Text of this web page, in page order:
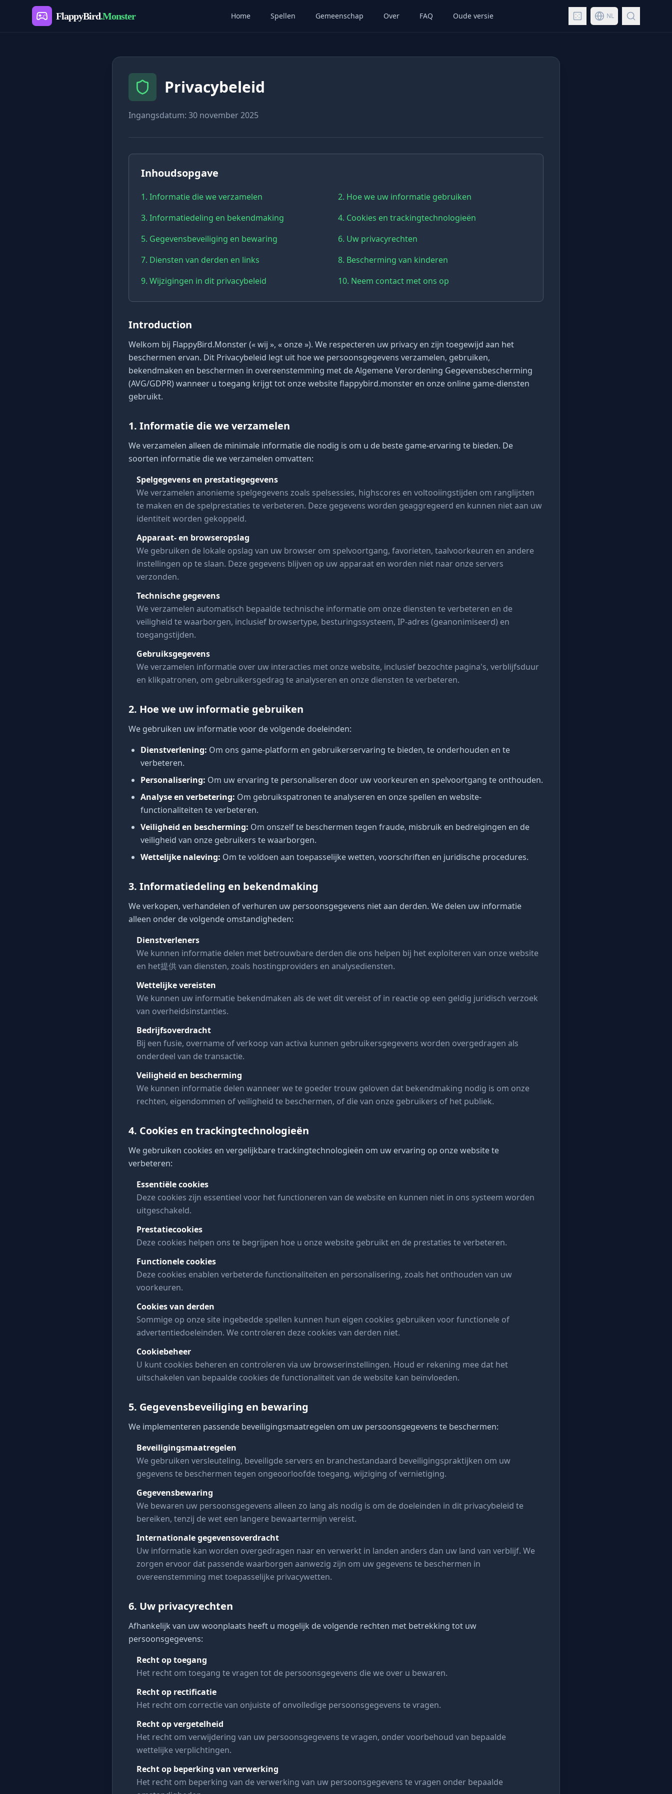
FlappyBird.Monster Home Spellen Gemeenschap Over FAQ Oude versie NL
Privacybeleid
Ingangsdatum: 30 november 2025
Inhoudsopgave
1. Informatie die we verzamelen
2. Hoe we uw informatie gebruiken
3. Informatiedeling en bekendmaking
4. Cookies en trackingtechnologieën
5. Gegevensbeveiliging en bewaring
6. Uw privacyrechten
7. Diensten van derden en links
8. Bescherming van kinderen
9. Wijzigingen in dit privacybeleid
10. Neem contact met ons op
Introduction
Welkom bij FlappyBird.Monster (« wij », « onze »). We respecteren uw privacy en zijn toegewijd aan het
beschermen ervan. Dit Privacybeleid legt uit hoe we persoonsgegevens verzamelen, gebruiken,
bekendmaken en beschermen in overeenstemming met de Algemene Verordening Gegevensbescherming
(AVG/GDPR) wanneer u toegang krijgt tot onze website flappybird.monster en onze online game-diensten
gebruikt.
1. Informatie die we verzamelen
We verzamelen alleen de minimale informatie die nodig is om u de beste game-ervaring te bieden. De
soorten informatie die we verzamelen omvatten:
Spelgegevens en prestatiegegevens
We verzamelen anonieme spelgegevens zoals spelsessies, highscores en voltooiingstijden om ranglijsten
te maken en de spelprestaties te verbeteren. Deze gegevens worden geaggregeerd en kunnen niet aan uw
identiteit worden gekoppeld.
Apparaat- en browseropslag
We gebruiken de lokale opslag van uw browser om spelvoortgang, favorieten, taalvoorkeuren en andere
instellingen op te slaan. Deze gegevens blijven op uw apparaat en worden niet naar onze servers
verzonden.
Technische gegevens
We verzamelen automatisch bepaalde technische informatie om onze diensten te verbeteren en de
veiligheid te waarborgen, inclusief browsertype, besturingssysteem, IP-adres (geanonimiseerd) en
toegangstijden.
Gebruiksgegevens
We verzamelen informatie over uw interacties met onze website, inclusief bezochte pagina's, verblijfsduur
en klikpatronen, om gebruikersgedrag te analyseren en onze diensten te verbeteren.
2. Hoe we uw informatie gebruiken
We gebruiken uw informatie voor de volgende doeleinden:
Dienstverlening: Om ons game-platform en gebruikerservaring te bieden, te onderhouden en te
verbeteren.
Personalisering: Om uw ervaring te personaliseren door uw voorkeuren en spelvoortgang te onthouden.
Analyse en verbetering: Om gebruikspatronen te analyseren en onze spellen en website-
functionaliteiten te verbeteren.
Veiligheid en bescherming: Om onszelf te beschermen tegen fraude, misbruik en bedreigingen en de
veiligheid van onze gebruikers te waarborgen.
Wettelijke naleving: Om te voldoen aan toepasselijke wetten, voorschriften en juridische procedures.
3. Informatiedeling en bekendmaking
We verkopen, verhandelen of verhuren uw persoonsgegevens niet aan derden. We delen uw informatie
alleen onder de volgende omstandigheden:
Dienstverleners
We kunnen informatie delen met betrouwbare derden die ons helpen bij het exploiteren van onze website
en het提供 van diensten, zoals hostingproviders en analysediensten.
Wettelijke vereisten
We kunnen uw informatie bekendmaken als de wet dit vereist of in reactie op een geldig juridisch verzoek
van overheidsinstanties.
Bedrijfsoverdracht
Bij een fusie, overname of verkoop van activa kunnen gebruikersgegevens worden overgedragen als
onderdeel van de transactie.
Veiligheid en bescherming
We kunnen informatie delen wanneer we te goeder trouw geloven dat bekendmaking nodig is om onze
rechten, eigendommen of veiligheid te beschermen, of die van onze gebruikers of het publiek.
4. Cookies en trackingtechnologieën
We gebruiken cookies en vergelijkbare trackingtechnologieën om uw ervaring op onze website te
verbeteren:
Essentiële cookies
Deze cookies zijn essentieel voor het functioneren van de website en kunnen niet in ons systeem worden
uitgeschakeld.
Prestatiecookies
Deze cookies helpen ons te begrijpen hoe u onze website gebruikt en de prestaties te verbeteren.
Functionele cookies
Deze cookies enablen verbeterde functionaliteiten en personalisering, zoals het onthouden van uw
voorkeuren.
Cookies van derden
Sommige op onze site ingebedde spellen kunnen hun eigen cookies gebruiken voor functionele of
advertentiedoeleinden. We controleren deze cookies van derden niet.
Cookiebeheer
U kunt cookies beheren en controleren via uw browserinstellingen. Houd er rekening mee dat het
uitschakelen van bepaalde cookies de functionaliteit van de website kan beïnvloeden.
5. Gegevensbeveiliging en bewaring
We implementeren passende beveiligingsmaatregelen om uw persoonsgegevens te beschermen:
Beveiligingsmaatregelen
We gebruiken versleuteling, beveiligde servers en branchestandaard beveiligingspraktijken om uw
gegevens te beschermen tegen ongeoorloofde toegang, wijziging of vernietiging.
Gegevensbewaring
We bewaren uw persoonsgegevens alleen zo lang als nodig is om de doeleinden in dit privacybeleid te
bereiken, tenzij de wet een langere bewaartermijn vereist.
Internationale gegevensoverdracht
Uw informatie kan worden overgedragen naar en verwerkt in landen anders dan uw land van verblijf. We
zorgen ervoor dat passende waarborgen aanwezig zijn om uw gegevens te beschermen in
overeenstemming met toepasselijke privacywetten.
6. Uw privacyrechten
Afhankelijk van uw woonplaats heeft u mogelijk de volgende rechten met betrekking tot uw
persoonsgegevens:
Recht op toegang
Het recht om toegang te vragen tot de persoonsgegevens die we over u bewaren.
Recht op rectificatie
Het recht om correctie van onjuiste of onvolledige persoonsgegevens te vragen.
Recht op vergetelheid
Het recht om verwijdering van uw persoonsgegevens te vragen, onder voorbehoud van bepaalde
wettelijke verplichtingen.
Recht op beperking van verwerking
Het recht om beperking van de verwerking van uw persoonsgegevens te vragen onder bepaalde